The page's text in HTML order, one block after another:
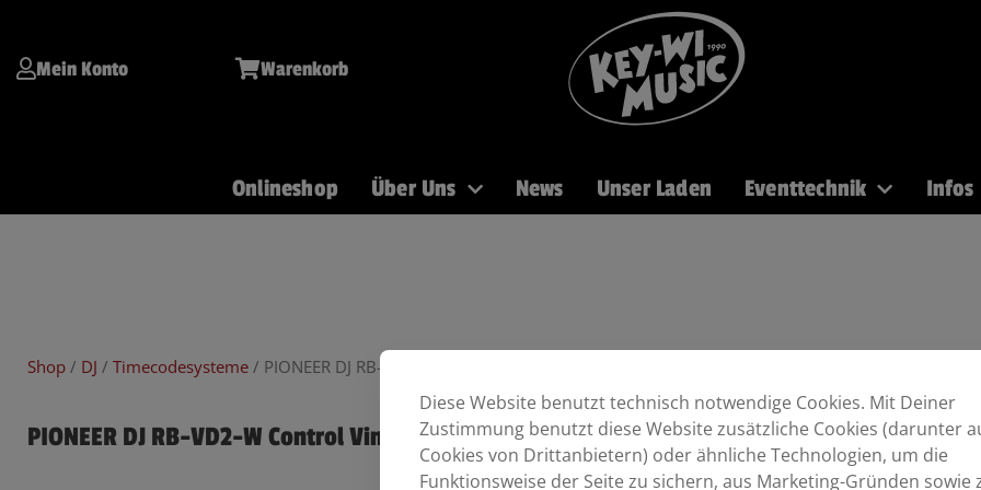
springenMein Konto Warenkorb
Onlineshop Über Uns News Unser Laden Eventtechnik Infos
Shop / DJ / Timecodesysteme / PIONEER DJ RB-VD2-W Control Vinyl/Paar white
PIONEER DJ RB-VD2-W Control Vinyl/Paar white
Diese Website benutzt technisch notwendige Cookies. Mit Deiner
Zustimmung benutzt diese Website zusätzliche Cookies (darunter
Cookies von Drittanbietern) oder ähnliche Technologien, um die
Funktionsweise der Seite zu sichern, aus Marketing-Gründen sowie